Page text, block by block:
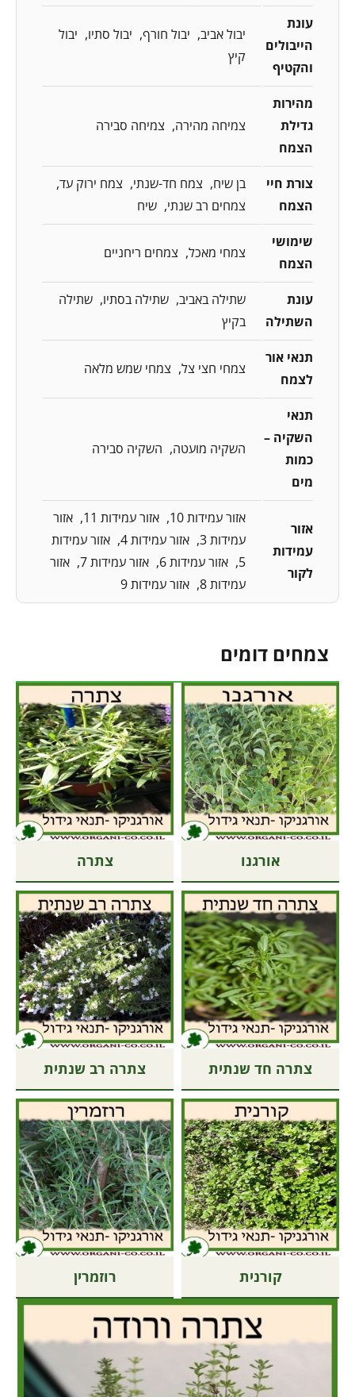
עונת
הייבולים
והקטיף
יבול אביב יבול חורף יבול סתיו
יבול
קיץ
מהירות
גדילת
הצמח
צמיחה מהירה צמיחה סבירה
צורת חיי
הצמח
בן שיח צמח חד-שנתי
צמח ירוק עד
צמחים רב שנתי
שיח
שימושי
הצמח
צמחי מאכל צמחים ריחניים
עונת
השתילה
שתילה באביב שתילה בסתיו
שתילה
בקיץ
תנאי אור
לצמח
צמחי חצי צל צמחי שמש מלאה
תנאי
השקיה –
כמות
מים
השקיה מועטה השקיה סבירה
אזור
עמידות
לקור
אזור עמידות 10 אזור עמידות 11
אזור
עמידות 3
אזור עמידות 4
אזור עמידות
5
אזור עמידות 6 אזור עמידות 7
אזור
עמידות 8
אזור עמידות 9
צמחים דומים
אורגנו צתרה
צתרה חד שנתית צתרה רב שנתית
קורנית רוזמרין